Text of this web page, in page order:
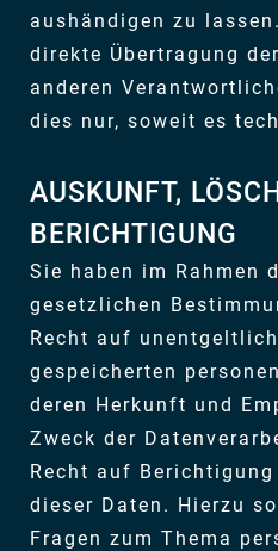
aushändigen zu
direkte Übertragung
anderen
dies nur, soweit es
AUSKUNFT,
BERICHTIGUNG
Sie haben im Rahmen
gesetzlichen
Recht auf
gespeicherten
deren Herkunft und
Zweck der
Recht auf
dieser Daten. Hierzu
Fragen zum Thema